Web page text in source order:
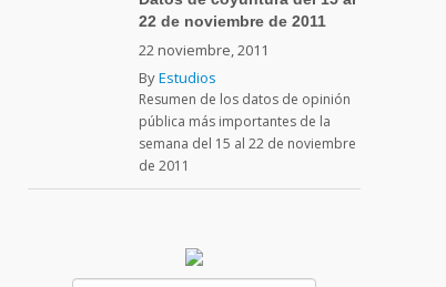
22 de noviembre de 2011
22 noviembre, 2011
ByEstudios
Resumen de los datos de opinión
pública más importantes de la
semana del 15 al 22 de noviembre
de 2011